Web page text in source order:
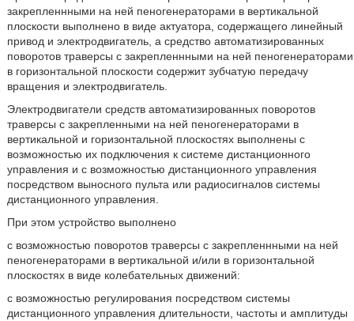
закрепленнными на ней пеногенераторами в вертикальной
плоскости выполнено в виде актуатора, содержащего линейный
привод и электродвигатель, а средство автоматизированных
поворотов траверсы с закрепленнными на ней пеногенераторами
в горизонтальной плоскости содержит зубчатую передачу
вращения и электродвигатель.
Электродвигатели средств автоматизированных поворотов
траверсы с закрепленными на ней пеногенераторами в
вертикальной и горизонтальной плоскостях выполнены с
возможностью их подключения к системе дистанционного
управления и с возможностью дистанционного управления
посредством выносного пульта или радиосигналов системы
дистанционного управления.
При этом устройство выполнено
с возможностью поворотов траверсы с закрепленнными на ней
пеногенераторами в вертикальной и/или в горизонтальной
плоскостях в виде колебательных движений:
с возможностью регулирования посредством системы
дистанционного управления длительности, частоты и амплитуды